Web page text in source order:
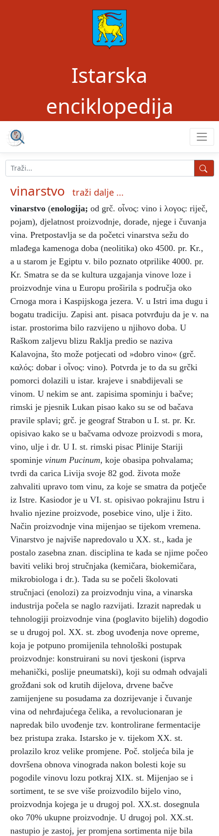
Istarska
enciklopedija
vinarstvo traži dalje ...
vinarstvo (enologija; od grč. οἶνος: vino i λογος: riječ,
pojam), djelatnost proizvodnje, dorade, njege i čuvanja
vina. Pretpostavlja se da početci vinarstva sežu do
mlađega kamenoga doba (neolitika) oko 4500. pr. Kr.,
a u starom je Egiptu v. bilo poznato otprilike 4000. pr.
Kr. Smatra se da se kultura uzgajanja vinove loze i
proizvodnje vina u Europu proširila s područja oko
Crnoga mora i Kaspijskoga jezera. V. u Istri ima dugu i
bogatu tradiciju. Zapisi ant. pisaca potvrđuju da je v. na
istar. prostorima bilo razvijeno u njihovo doba. U
Raškom zaljevu blizu Raklja predio se naziva
Kalavojna, što može potjecati od »dobro vino« (grč.
καλός: dobar i oἶνος: vino). Potvrda je to da su grčki
pomorci dolazili u istar. krajeve i snabdijevali se
vinom. U nekim se ant. zapisima spominju i bačve;
rimski je pjesnik Lukan pisao kako su se od bačava
pravile splavi; grč. je geograf Strabon u I. st. pr. Kr.
opisivao kako se u bačvama odvoze proizvodi s mora,
vino, ulje i dr. U I. st. rimski pisac Plinije Stariji
spominje vinum Pucinum, koje obasipa pohvalama;
tvrdi da carica Livija svoje 82 god. života može
zahvaliti upravo tom vinu, za koje se smatra da potječe
iz Istre. Kasiodor je u VI. st. opisivao pokrajinu Istru i
hvalio njezine proizvode, posebice vino, ulje i žito.
Način proizvodnje vina mijenjao se tijekom vremena.
Vinarstvo je najviše napredovalo u XX. st., kada je
postalo zasebna znan. disciplina te kada se njime počeo
baviti veliki broj stručnjaka (kemičara, biokemičara,
mikrobiologa i dr.). Tada su se počeli školovati
stručnjaci (enolozi) za proizvodnju vina, a vinarska
industrija počela se naglo razvijati. Izrazit napredak u
tehnologiji proizvodnje vina (poglavito bijelih) dogodio
se u drugoj pol. XX. st. zbog uvođenja nove opreme,
koja je potpuno promijenila tehnološki postupak
proizvodnje: konstruirani su novi tjeskoni (isprva
mehanički, poslije pneumatski), koji su odmah odvajali
grožđani sok od krutih dijelova, drvene bačve
zamijenjene su posudama za dozrijevanje i čuvanje
vina od nehrđajućega čelika, a revolucionaran je
napredak bilo uvođenje tzv. kontrolirane fermentacije
bez pristupa zraka. Istarsko je v. tijekom XX. st.
prolazilo kroz velike promjene. Poč. stoljeća bila je
dovršena obnova vinograda nakon bolesti koje su
pogodile vinovu lozu potkraj XIX. st. Mijenjao se i
sortiment, te se sve više proizvodilo bijelo vino,
proizvodnja kojega je u drugoj pol. XX.st. dosegnula
oko 70% ukupne proizvodnje. U drugoj pol. XX.st.
nastupio je zastoj, jer promjena sortimenta nije bila